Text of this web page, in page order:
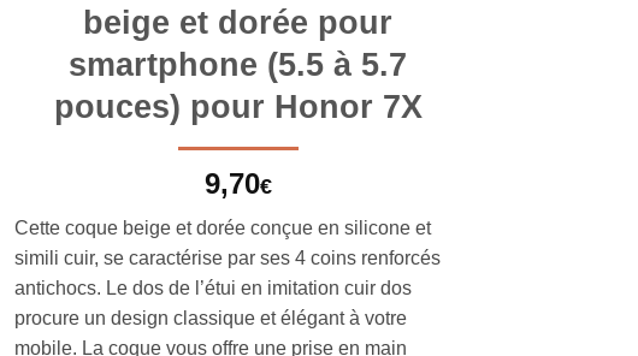
beige et dorée pour
smartphone (5.5 à 5.7
pouces) pour Honor 7X
9,70€
Cette coque beige et dorée conçue en silicone et
simili cuir, se caractérise par ses 4 coins renforcés
antichocs. Le dos de l’étui en imitation cuir dos
procure un design classique et élégant à votre
mobile. La coque vous offre une prise en main